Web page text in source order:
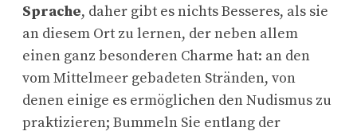
Sprache, daher gibt es nichts Besseres, als sie
an diesem Ort zu lernen, der neben allem
einen ganz besonderen Charme hat: an den
vom Mittelmeer gebadeten Stränden, von
denen einige es ermöglichen den Nudismus zu
praktizieren; Bummeln Sie entlang der